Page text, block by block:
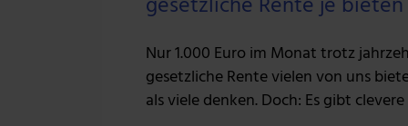
Nur 1.000 Euro im Monat trotz
gesetzliche Rente vielen von uns
als viele denken. Doch: Es gibt